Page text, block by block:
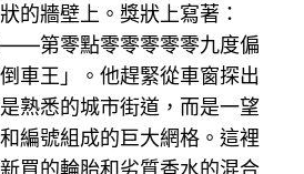
的牆壁上。獎狀上寫著：
——第零點零零零零零九度偏
車王」。他趕緊從車窗探出
熟悉的城市街道，而是一望
編號組成的巨大網格。這裡
買的輪胎和劣質香水的混合